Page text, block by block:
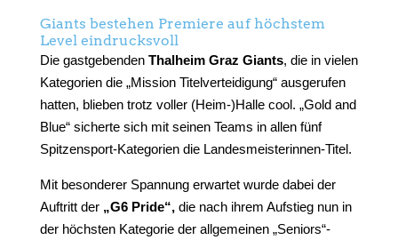
Giants bestehen Premiere auf höchstem
Level eindrucksvoll
Die gastgebenden Thalheim Graz Giants, die in vielen
Kategorien die „Mission Titelverteidigung“ ausgerufen
hatten, blieben trotz voller (Heim-)Halle cool. „Gold and
Blue“ sicherte sich mit seinen Teams in allen fünf
Spitzensport-Kategorien die Landesmeisterinnen-Titel.
Mit besonderer Spannung erwartet wurde dabei der
Auftritt der „G6 Pride“,die nach ihrem Aufstieg nun in
der höchsten Kategorie der allgemeinen „Seniors“-